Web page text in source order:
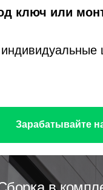
ключ или
Зарабатывайте